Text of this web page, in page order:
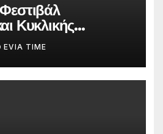
Κυκλικής
Λαογραφικό
EVIA TIME